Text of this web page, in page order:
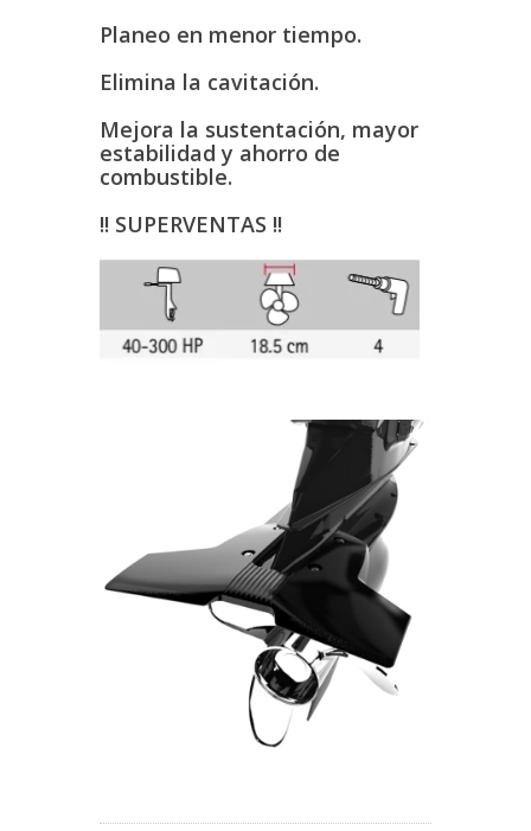
Planeo en menor tiempo.
Elimina la cavitación.
Mejora la sustentación, mayor
estabilidad y ahorro de
combustible.
!! SUPERVENTAS !!